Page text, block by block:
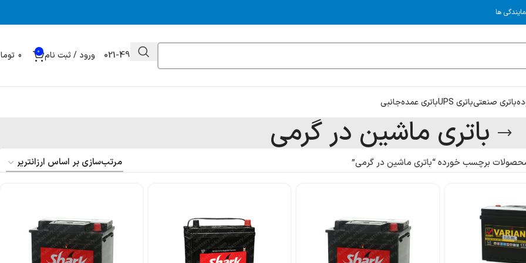
ها
021-49032000 ورود / ثبت نام 0
باتری صنعتیباتری UPS باتری عمدهجانبی
باتری ماشین در گرمی
برچسب خورده “باتری ماشین در گرمی”